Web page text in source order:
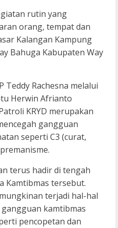
rutin yang
orang, tempat dan
Kalangan Kampung
Bahuga Kabupaten Way
Teddy Rachesna melalui
Herwin Afrianto
KRYD merupakan
gangguan
seperti C3 (curat,
terus hadir di tengah
Kamtibmas tersebut.
terjadi hal-hal
kamtibmas
pencopetan dan